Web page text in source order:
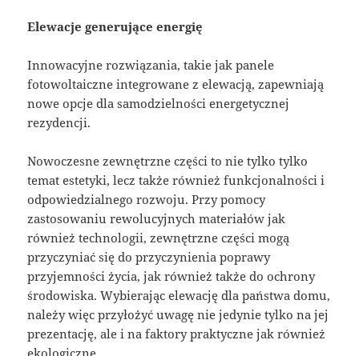
Elewacje generujące energię
Innowacyjne rozwiązania, takie jak panele
fotowoltaiczne integrowane z elewacją, zapewniają
nowe opcje dla samodzielności energetycznej
rezydencji.
Nowoczesne zewnętrzne części to nie tylko tylko
temat estetyki, lecz także również funkcjonalności i
odpowiedzialnego rozwoju. Przy pomocy
zastosowaniu rewolucyjnych materiałów jak
również technologii, zewnętrzne części mogą
przyczyniać się do przyczynienia poprawy
przyjemności życia, jak również także do ochrony
środowiska. Wybierając elewację dla państwa domu,
należy więc przyłożyć uwagę nie jedynie tylko na jej
prezentację, ale i na faktory praktyczne jak również